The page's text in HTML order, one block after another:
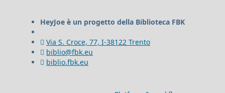
HeyJoe è un progetto della Biblioteca FBK
Via S. Croce, 77, I-38122 Trento
biblio@fbk.eu
biblio.fbk.eu